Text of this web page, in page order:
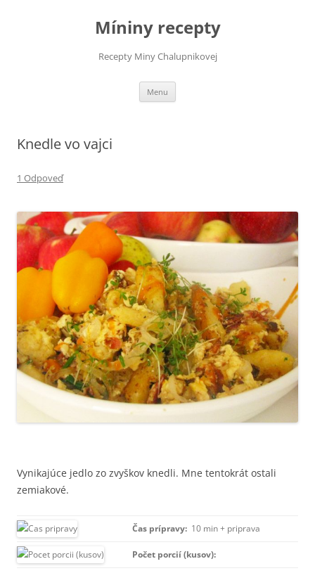
Míniny recepty
Recepty Miny Chalupnikovej
Menu
Knedle vo vajci
1 Odpoveď
Vynikajúce jedlo zo zvyškov knedli. Mne tentokrát ostali
zemiakové.
Čas prípravy: 10 min + priprava
Počet porcií (kusov):